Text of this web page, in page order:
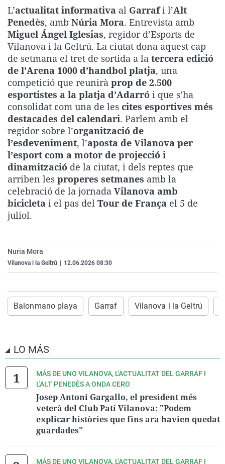
La rosa de los vientos
Gente viajera
Como el perro y el
Caso
Retornados
Equipo de
Operación Viuda
Extremadura
Galicia
La Rioja
Navarra
País Vasco
Virales
Televisión
Elecciones
L’actualitat informativa al Garrafi l’Alt
Penedès, amb Núria Mora. Entrevista amb
Miguel Ángel Iglesias, regidor d’Esports de
Vilanova i la Geltrú. La ciutat dona aquest cap
de setmana el tret de sortida a la tercera edició
de l’Arena 1000 d’handbol platja, una
competició que reunirà prop de 2.500
esportistes a la platja d’Adarró i que s’ha
consolidat com una de les cites esportives més
destacades del calendari. Parlem amb el
regidor sobre l’organització de
l’esdeveniment, l’aposta de Vilanova per
l’esport com a motor de projecció i
dinamització de la ciutat, i dels reptes que
arriben les properes setmanes amb la
celebració de la jornada Vilanova amb
bicicleta i el pas del Tour de França el 5 de
juliol.
Nuria Mora
Vilanova i la Geltrú 12.06.2026 08:30
Balonmano playa Garraf Vilanova i la Geltrú
LO MÁS
MÁS DE UNO VILANOVA, L'ACTUALITAT DEL GARRAF I
L'ALT PENEDÈS A ONDA CERO
Josep Antoni Gargallo, el president més
veterà del Club Patí Vilanova: "Podem
explicar històries que fins ara havien quedat
guardades"
MÁS DE UNO VILANOVA, L'ACTUALITAT DEL GARRAF I